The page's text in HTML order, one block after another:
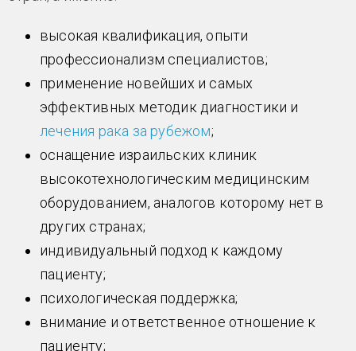
высокая квалификация, опыти
профессионализм специалистов;
применение новейших и самых
эффективных методик диагностики и
лечения рака за рубежом;
оснащение израильских клиник
высокотехнологическим медицинским
оборудованием, аналогов которому нет в
других странах;
индивидуальный подход к каждому
пациенту;
психологическая поддержка;
внимание и ответственное отношение к
пациенту;